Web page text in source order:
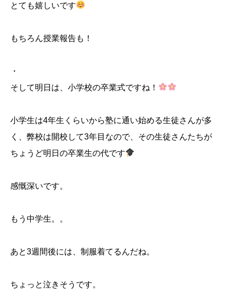
とても嬉しいです
もちろん授業報告も！
・
そして明日は、小学校の卒業式ですね！
小学生は4年生くらいから塾に通い始める生徒さんが多
く、弊校は開校して3年目なので、その生徒さんたちが
ちょうど明日の卒業生の代です
感慨深いです。
もう中学生。。
あと3週間後には、制服着てるんだね。
ちょっと泣きそうです。